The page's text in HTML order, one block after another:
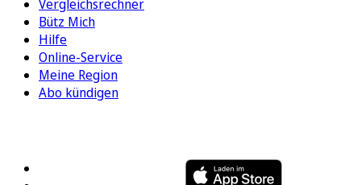
Vergleichsrechner
Bütz Mich
Hilfe
Online-Service
Meine Region
Abo kündigen